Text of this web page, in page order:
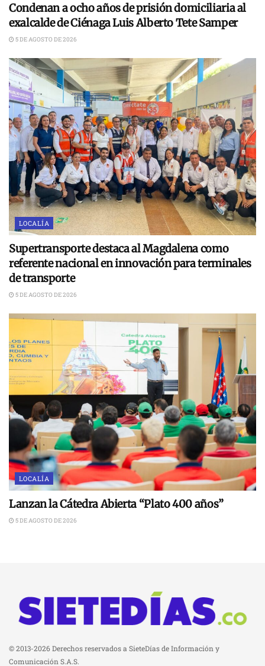
Condenan a ocho años de prisión domiciliaria al
exalcalde de Ciénaga Luis Alberto Tete Samper
5 DE AGOSTO DE 2026
LOCALÍA
Supertransporte destaca al Magdalena como
referente nacional en innovación para terminales
de transporte
5 DE AGOSTO DE 2026
LOCALÍA
Lanzan la Cátedra Abierta “Plato 400 años”
5 DE AGOSTO DE 2026
© 2013-2026 Derechos reservados a SieteDías de Información y
Comunicación S.A.S.